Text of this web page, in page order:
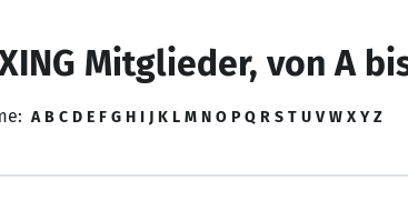
Mitglieder, von A
A B C D E F G H I J K L M N O P Q R S T U V W X Y Z